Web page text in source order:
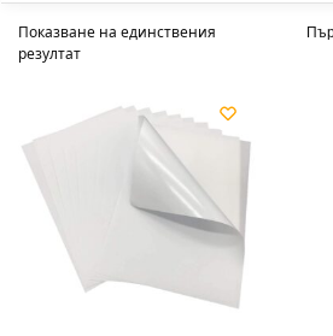
Показване на единствения
резултат